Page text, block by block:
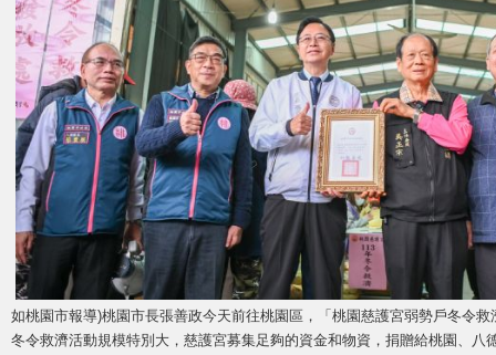
如桃園市報導)桃園市長張善政今天前往桃園區，「桃園慈護宮弱勢戶冬令
冬令救濟活動規模特別大，慈護宮募集足夠的資金和物資，捐贈給桃園、八